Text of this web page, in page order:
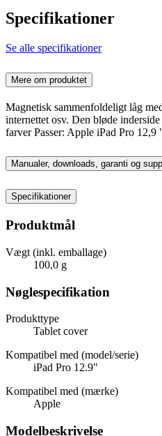
Specifikationer
Se alle specifikationer
Mere om produktet
Magnetisk sammenfoldeligt låg
internettet osv. Den bløde
farver Passer: Apple iPad Pro
Manualer, downloads, garanti og
Specifikationer
Produktmål
Vægt (inkl. emballage)
100,0 g
Nøglespecifikation
Produkttype
Tablet cover
Kompatibel med (model/serie)
iPad Pro 12.9"
Kompatibel med (mærke)
Apple
Modelbeskrivelse